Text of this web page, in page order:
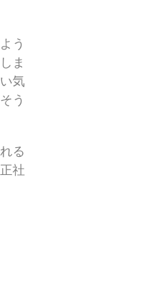
う
ま
気
う
る
社